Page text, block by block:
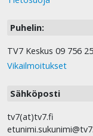
Puhelin:
TV7 Keskus 09 756
Vikailmoitukset
Sähköposti
tv7(at)tv7.fi